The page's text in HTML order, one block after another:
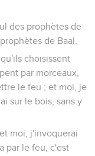
des prophètes de
de Baal.
choisissent
par morceaux,
le feu ; et moi, je
sur le bois, sans y
moi, j'invoquerai
par le feu, c'est